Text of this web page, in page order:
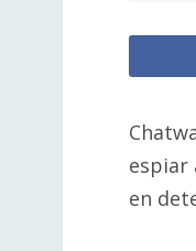
espiar
en